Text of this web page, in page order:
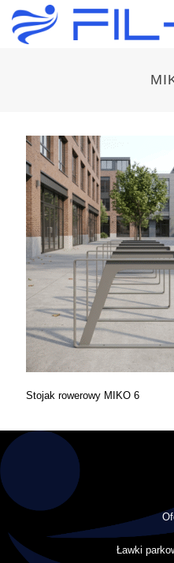
Stojak rowerowy MIKO 6
Ławki